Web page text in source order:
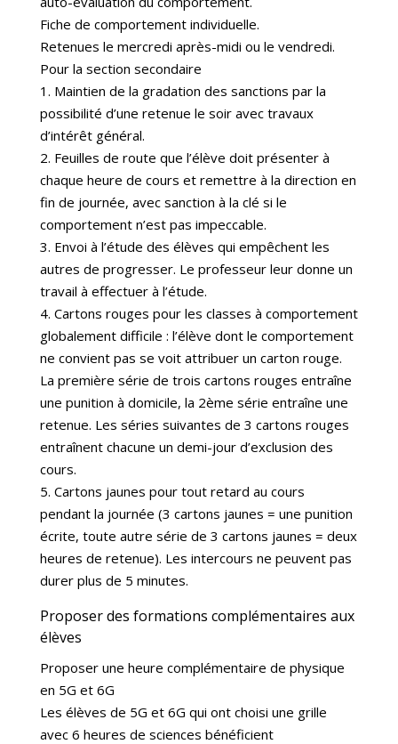
Fiche de comportement individuelle.
Retenues le mercredi après-midi ou le vendredi.
Pour la section secondaire
1. Maintien de la gradation des sanctions par la
possibilité d’une retenue le soir avec travaux
d’intérêt général.
2. Feuilles de route que l’élève doit présenter à
chaque heure de cours et remettre à la direction en
fin de journée, avec sanction à la clé si le
comportement n’est pas impeccable.
3. Envoi à l’étude des élèves qui empêchent les
autres de progresser. Le professeur leur donne un
travail à effectuer à l’étude.
4. Cartons rouges pour les classes à comportement
globalement difficile : l’élève dont le comportement
ne convient pas se voit attribuer un carton rouge.
La première série de trois cartons rouges entraîne
une punition à domicile, la 2ème série entraîne une
retenue. Les séries suivantes de 3 cartons rouges
entraînent chacune un demi-jour d’exclusion des
cours.
5. Cartons jaunes pour tout retard au cours
pendant la journée (3 cartons jaunes = une punition
écrite, toute autre série de 3 cartons jaunes = deux
heures de retenue). Les intercours ne peuvent pas
durer plus de 5 minutes.
Proposer des formations complémentaires aux
élèves
Proposer une heure complémentaire de physique
en 5G et 6G
Les élèves de 5G et 6G qui ont choisi une grille
avec 6 heures de sciences bénéficient